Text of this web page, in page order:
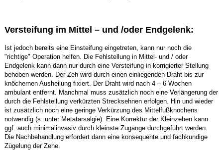
Versteifung im Mittel – und /oder Endgelenk:
Ist jedoch bereits eine Einsteifung eingetreten, kann nur noch die
"richtige" Operation helfen. Die Fehlstellung in Mittel- und / oder
Endgelenk kann dann nur durch eine Versteifung in korrigierter Stellung
behoben werden. Der Zeh wird durch einen einliegenden Draht bis zur
knöchernen Ausheilung fixiert. Der Draht wird nach 4 – 6 Wochen
ambulant entfernt. Manchmal muss zusätzlich noch eine Verlängerung der
durch die Fehlstellung verkürzten Strecksehnen erfolgen. Hin und wieder
ist zusätzlich noch eine geringe Verkürzung des Mittelfußknochens
notwendig (s. unter Metatarsalgie). Eine Korrektur der Kleinzehen kann
ggf. auch minimalinvasiv durch kleinste Zugänge durchgeführt werden.
Die Nachbehandlung erfordert dann eine konsequente und fachkundige
Zügelung der Zehe.